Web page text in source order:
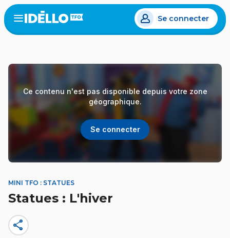
Aller
au
contenu
Open
menu
Se connecter
Ce contenu n'est pas disponible depuis votre zone
géographique.
Se connecter
MINI TFO : STATUES
Statues : L'hiver
share